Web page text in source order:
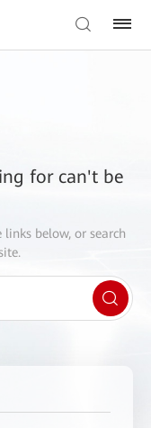
for can't be
links below, or search